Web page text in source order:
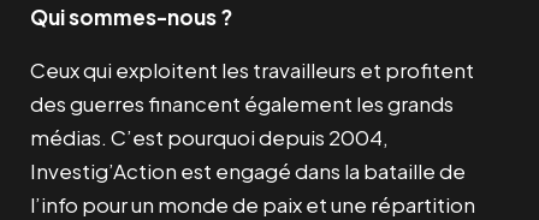
Qui sommes-nous ?
Ceux qui exploitent les travailleurs et profitent
des guerres financent également les grands
médias. C’est pourquoi depuis 2004,
Investig’Action est engagé dans la bataille de
l’info pour un monde de paix et une répartition